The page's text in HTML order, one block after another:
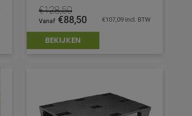
€128,50
Oorspronkelijke
prijs
was:
€128,50.
€88,50Huidige
prijs
€88,50.
€107,09incl. BTW
BEKIJKEN